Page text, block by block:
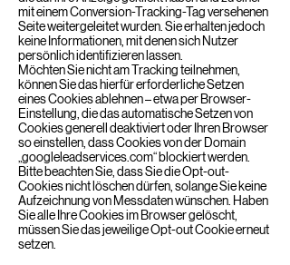
mit einem Conversion-Tracking-Tag versehenen
Seite weitergeleitet wurden. Sie erhalten jedoch
keine Informationen, mit denen sich Nutzer
persönlich identifizieren lassen.
Möchten Sie nicht am Tracking teilnehmen,
können Sie das hierfür erforderliche Setzen
eines Cookies ablehnen – etwa per Browser-
Einstellung, die das automatische Setzen von
Cookies generell deaktiviert oder Ihren Browser
so einstellen, dass Cookies von der Domain
„googleleadservices.com“ blockiert werden.
Bitte beachten Sie, dass Sie die Opt-out-
Cookies nicht löschen dürfen, solange Sie keine
Aufzeichnung von Messdaten wünschen. Haben
Sie alle Ihre Cookies im Browser gelöscht,
müssen Sie das jeweilige Opt-out Cookie erneut
setzen.